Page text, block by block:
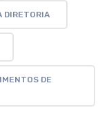
DIRETORIA
DE